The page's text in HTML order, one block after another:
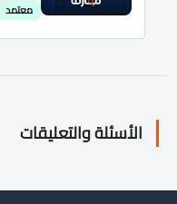
معتمد
الأسئلة والتعليقات